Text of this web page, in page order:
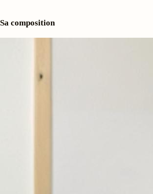
Sa composition